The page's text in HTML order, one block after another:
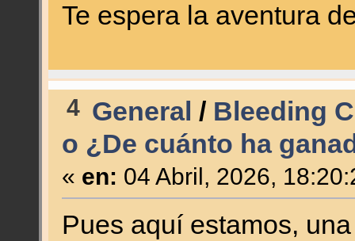
Te espera la aventura
4 General / Bleeding
o ¿De cuánto ha
« en: 04 Abril, 2026,
Pues aquí estamos,